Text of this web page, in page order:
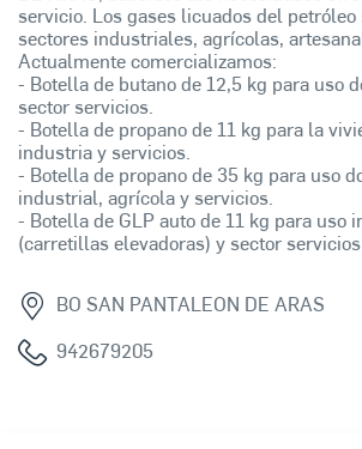
servicio. Los gases licuados del
sectores industriales, agrícolas,
Actualmente comercializamos:
- Botella de butano de 12,5 kg para uso
sector servicios.
- Botella de propano de 11 kg para la
industria y servicios.
- Botella de propano de 35 kg para uso
industrial, agrícola y servicios.
- Botella de GLP auto de 11 kg para uso
(carretillas elevadoras) y sector
BO SAN PANTALEON DE ARAS
942679205